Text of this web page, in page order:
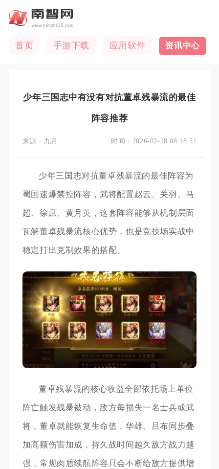
首页 手游下载 应用软件 资讯中心
少年三国志中有没有对抗董卓残暴流的最佳
阵容推荐
来源： 九月 时间： 2026-02-18 08:18:51
少年三国志对抗董卓残暴流的最佳阵容为
蜀国速爆禁控阵容，武将配置赵云、关羽、马
超、徐庶、黄月英，这套阵容能够从机制层面
瓦解董卓残暴流核心优势，也是竞技场实战中
稳定打出克制效果的搭配。
董卓残暴流的核心收益全部依托场上单位
阵亡触发残暴被动，敌方每损失一名士兵或武
将，董卓就能恢复生命值，华雄、吕布同步叠
加高额伤害加成，持久战时间越久敌方战力越
强，常规肉盾续航阵容只会不断给敌方提供增